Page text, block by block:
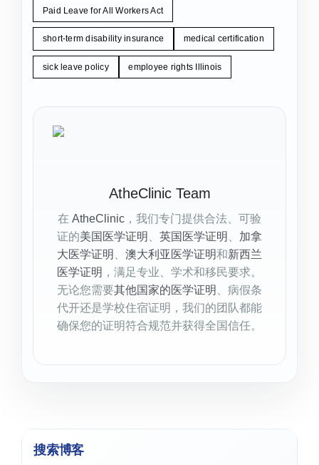
Paid Leave for All Workers Act
short-term disability insurance medical certification
sick leave policy employee rights Illinois
AtheClinic Team
在 AtheClinic ，我们专门提供合法、可验
证的美国医学证明 英国医学证明
加拿
大医学证明
澳大利亚医学证明和新西兰
医学证明 ，满足专业、学术和移民要求。
无论您需要其他国家的医学证明
、病假条
代开还是学校住宿证明，我们的团队都能
确保您的证明符合规范并获得全国信任。
搜索博客